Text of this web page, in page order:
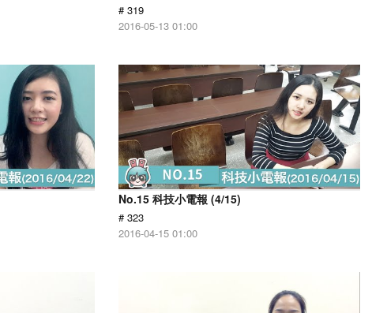
# 319
2016-05-13 01:00
No.15 科技小電報 (4/15)
# 323
2016-04-15 01:00